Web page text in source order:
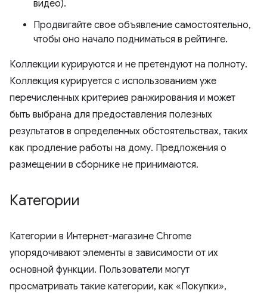
видео).
Продвигайте свое объявление самостоятельно,
чтобы оно начало подниматься в рейтинге.
Коллекции курируются и не претендуют на полноту.
Коллекция курируется с использованием уже
перечисленных критериев ранжирования и может
быть выбрана для предоставления полезных
результатов в определенных обстоятельствах, таких
как продление работы на дому. Предложения о
размещении в сборнике не принимаются.
Категории
Категории в Интернет-магазине Chrome
упорядочивают элементы в зависимости от их
основной функции. Пользователи могут
просматривать такие категории, как «Покупки»,